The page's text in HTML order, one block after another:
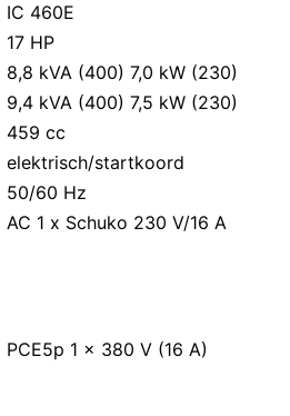
IC 460E
17 HP
8,8 kVA (400) 7,0 kW (230)
9,4 kVA (400) 7,5 kW (230)
459 cc
elektrisch/startkoord
50/60 Hz
AC 1 x Schuko 230 V/16 A
PCE5p 1 x 380 V (16 A)